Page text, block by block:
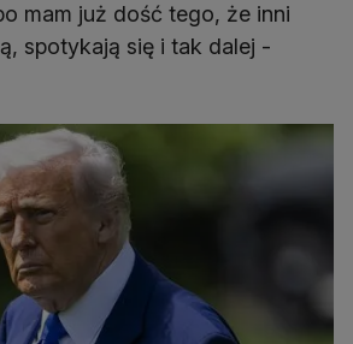
mam już dość tego, że inni
spotykają się i tak dalej -